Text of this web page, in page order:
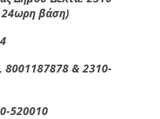
24ωρη βάση)
8001187878 & 2310-
520010